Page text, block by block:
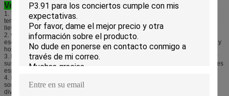
Ventajas de la compañía:
1. 7 años de fábrica,somos fabricante llevado de la pantalla durante 7 años,
tenemos experiencia de los ricos en al aire libre y se garantiza la exhibición
llevada interior, calidad
2. ventaja de precio,tenemos supliers estables, y tenemos realizar efecto de
escala, así que nuestro coste ir más bajo que algo de nuestros competidores y
hombre comercial del compañía y medio
3. Nuestras ventas son peofessional
y darán sus respuestas detalladas por
sus preocupaciones, y tenemos un equipo técnico fuerte para sus necesidades
especiales, tales como servicio del OEM y del ODM
4. Nuestro principio:
son fundamental a nosotros, nosotros hacen diversas soluciones accroding
diversos requisitos de clientes